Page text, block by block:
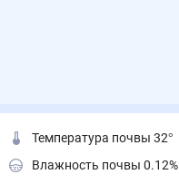
Температура почвы 32°
Влажность почвы 0.12%